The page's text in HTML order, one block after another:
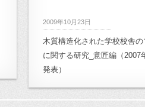
2009年10月23日
木質構造化された学校校舎
に関する研究_意匠編（2007
発表）